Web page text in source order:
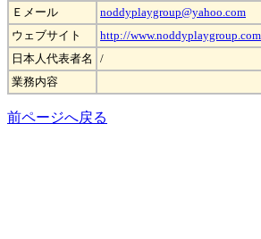
Ｅメール
noddyplaygroup@yahoo.com
ウェブサイト
http://www.noddyplaygroup.com
日本人代表者名
/
業務内容
前ページへ戻る